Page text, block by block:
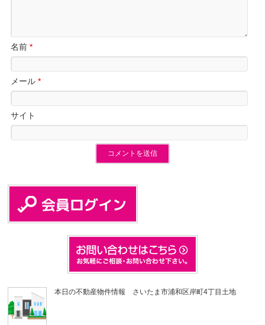
名前*
メール*
サイト
本日の不動産物件情報 さいたま市浦和区岸町4丁目土地